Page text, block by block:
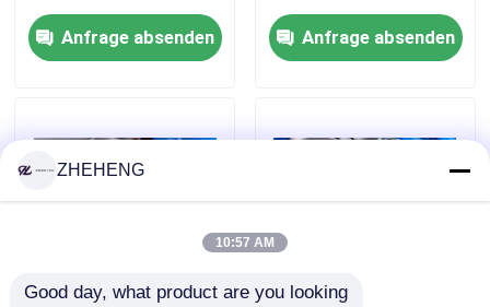
Company News
Edelstahlrohrt-stück
Anfrage absenden Anfrage absenden
ZHEHENG
10:57 AM
Good day, what product are you looking